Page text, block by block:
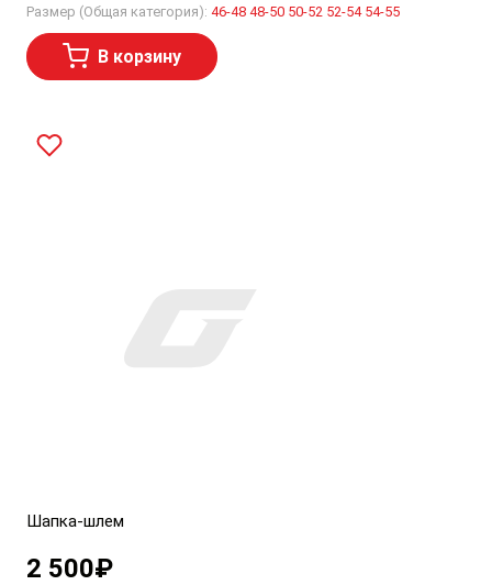
Размер (Общая категория): 46-48 48-50 50-52 52-54 54-55
В корзину
Шапка-шлем
2 500₽